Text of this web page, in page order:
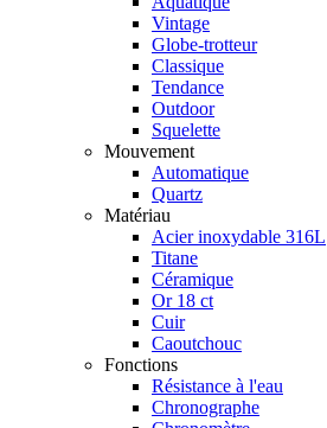
Vintage
Globe-trotteur
Classique
Tendance
Outdoor
Squelette
Mouvement
Automatique
Quartz
Matériau
Acier inoxydable 316L
Titane
Céramique
Or 18 ct
Cuir
Caoutchouc
Fonctions
Résistance à l'eau
Chronographe